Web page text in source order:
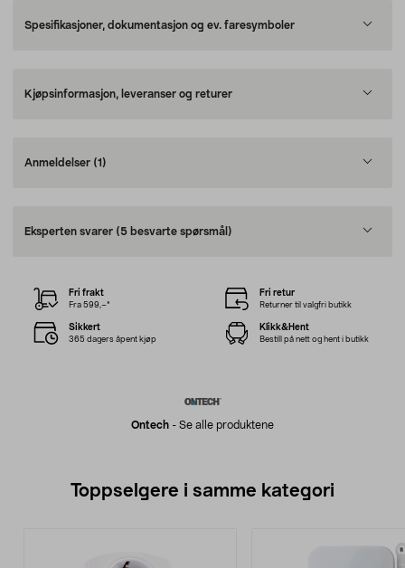
Spesifikasjoner, dokumentasjon og ev. faresymboler
Kjøpsinformasjon, leveranser og returer
Anmeldelser (1)
Eksperten svarer (5 besvarte spørsmål)
Ontech - Se alle produktene
Fri frakt
Fra 599,–*
Fri retur
Returner til valgfri butikk
Sikkert
365 dagers åpent kjøp
Klikk&Hent
Bestill på nett og hent i butikk
Toppselgere i samme kategori